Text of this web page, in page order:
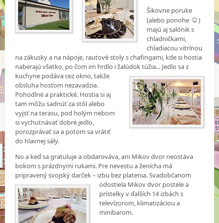
Šikovne poruke
(alebo ponohe ☺)
majú aj salónik s
chladničkami,
chladiacou vitrínou
na zákusky a na nápoje, rautové stoly s chafingami, kde si hostia
naberajú všetko, po čom im hrdlo i žalúdok túžia... Jedlo sa z
kuchyne podáva cezokno, takže
obsluha hosťom nezavadzia.
Pohodlné a praktické. Hostia si aj
tam môžu sadnúť za stôl alebo
vyjsť na terasu, pod holým nebom
si vychutnávať dobré jedlo,
porozprávať sa a potom sa vrátiť
do hlavnej sály.
No a keď sa gratuluje a obdarováva, ani Mikov dvor neostáva
bokom s prázdnymi rukami. Pre nevestu a ženícha má
pripravený svojský darček – izbu bez platenia. Svadobčanom
odostiela Mikov dvor postele a
prístelky v ďalších 14 izbách s
televízorom, klimatizáciou a
minibarom.